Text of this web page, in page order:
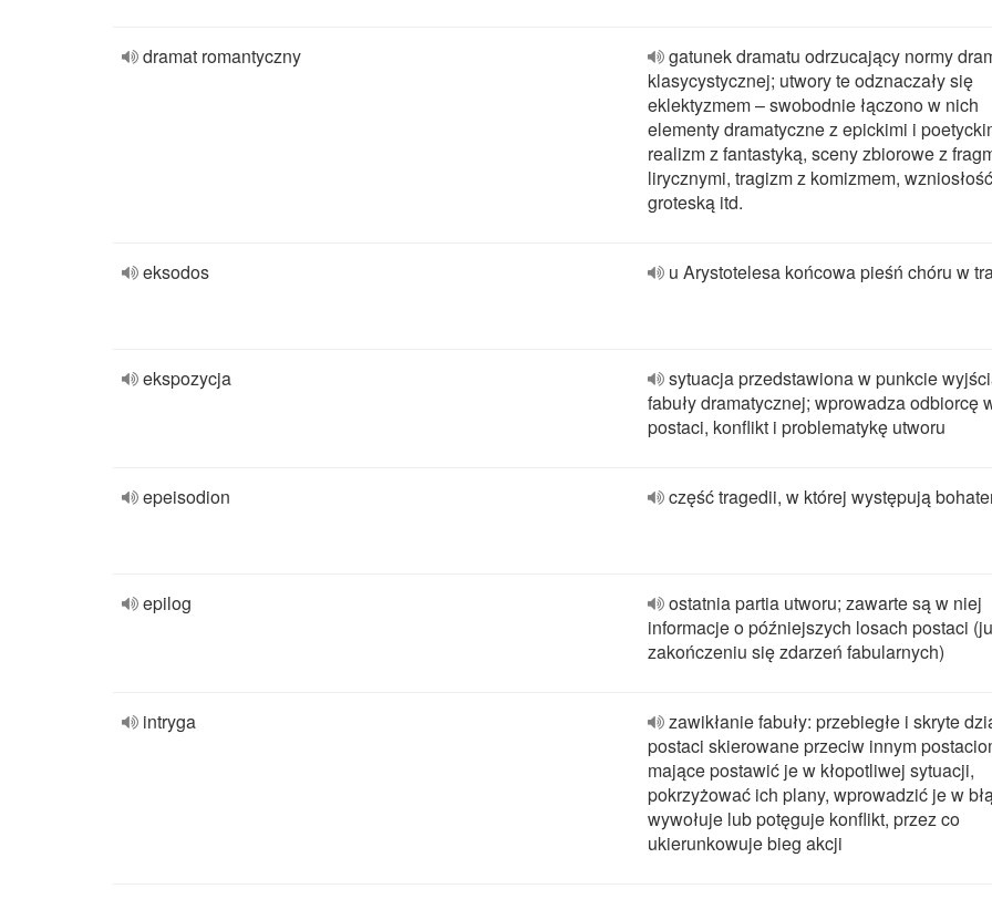
dramat romantyczny
gatunek dramatu odrzucający normy
klasycystycznej; utwory te odznaczały się
eklektyzmem – swobodnie łączono w nich
elementy dramatyczne z epickimi i
realizm z fantastyką, sceny zbiorowe z
lirycznymi, tragizm z komizmem,
groteską itd.
eksodos u Arystotelesa końcowa pieśń chóru w
ekspozycja
sytuacja przedstawiona w punkcie
fabuły dramatycznej; wprowadza odbiorcę
postaci, konflikt i problematykę utworu
epeisodion część tragedii, w której występują
epilog
ostatnia partia utworu; zawarte są w niej
informacje o późniejszych losach postaci
zakończeniu się zdarzeń fabularnych)
intryga
zawikłanie fabuły: przebiegłe i skryte
postaci skierowane przeciw innym
mające postawić je w kłopotliwej sytuacji,
pokrzyżować ich plany, wprowadzić je w
wywołuje lub potęguje konflikt, przez co
ukierunkowuje bieg akcji